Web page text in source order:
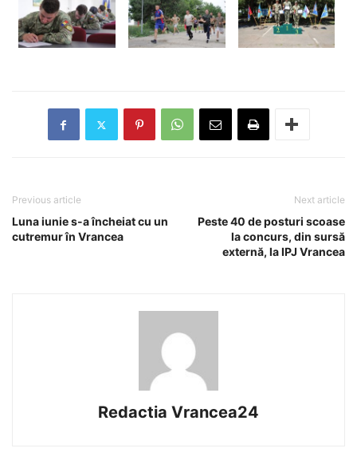
Previous article
Luna iunie s-a încheiat cu un
cutremur în Vrancea
Next article
Peste 40 de posturi scoase
la concurs, din sursă
externă, la IPJ Vrancea
Redactia Vrancea24